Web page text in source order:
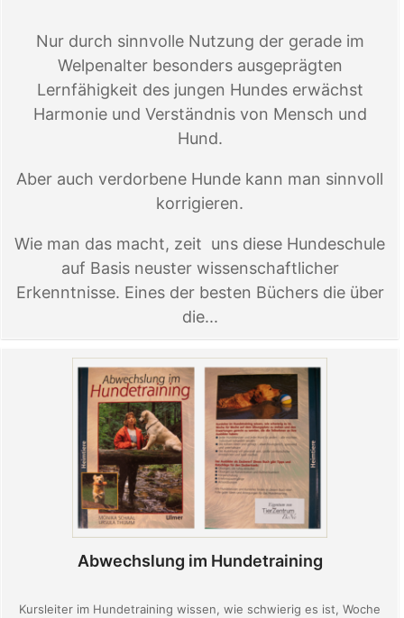
Nur durch sinnvolle Nutzung der gerade im
Welpenalter besonders ausgeprägten
Lernfähigkeit des jungen Hundes erwächst
Harmonie und Verständnis von Mensch und
Hund.
Aber auch verdorbene Hunde kann man sinnvoll
korrigieren.
Wie man das macht, zeit uns diese Hundeschule
auf Basis neuster wissenschaftlicher
Erkenntnisse. Eines der besten Büchers die über
die...
Abwechslung im Hundetraining
Kursleiter im Hundetraining wissen, wie schwierig es ist, Woche